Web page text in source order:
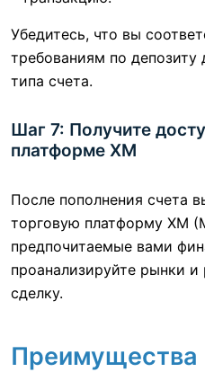
Убедитесь, что вы
требованиям по депозиту
типа счета.
Шаг 7: Получите
платформе XM
После пополнения счета
торговую платформу XM
предпочитаемые вами
проанализируйте рынки
сделку.
Преимущества